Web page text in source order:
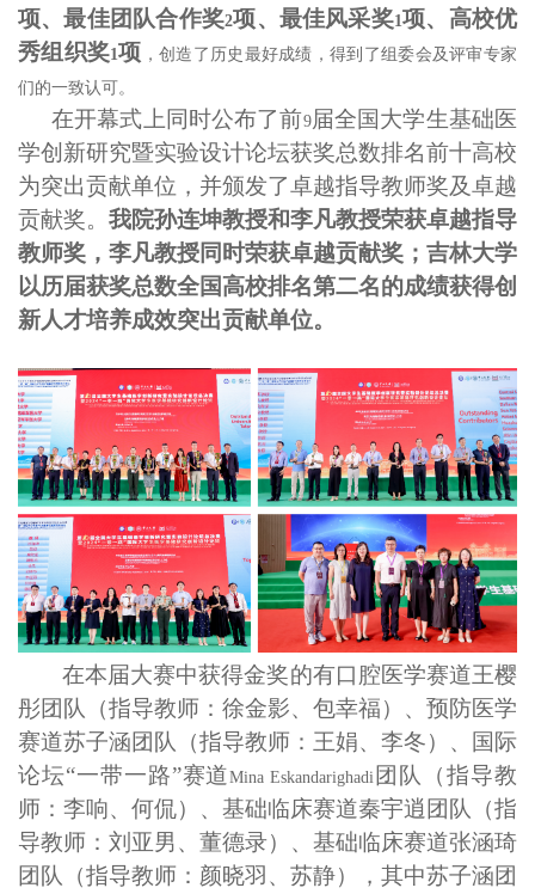
项、最佳团队合作奖2项、最佳风采奖1项、高校优
秀组织奖1项 ，创造了历史最好成绩，得到了组委会及评审专家
们的一致认可。
在开幕式上同时公布了前9届全国大学生基础医
学创新研究暨实验设计论坛获奖总数排名前十高校
为突出贡献单位，并颁发了卓越指导教师奖及卓越
贡献奖。 我院孙连坤教授和李凡教授荣获卓越指导
教师奖，李凡教授同时荣获卓越贡献奖；吉林大学
以历届获奖总数全国高校排名第二名的成绩获得创
新人才培养成效突出贡献单位。
在本届大赛中获得金奖的有口腔医学赛道王樱
彤团队（指导教师：徐金影、包幸福）、预防医学
赛道苏子涵团队（指导教师：王娟、李冬）、国际
论坛“一带一路”赛道Mina Eskandarighadi 团队（指导教
师：李响、何侃）、基础临床赛道秦宇逍团队（指
导教师：刘亚男、董德录）、基础临床赛道张涵琦
团队（指导教师：颜晓羽、苏静），其中苏子涵团